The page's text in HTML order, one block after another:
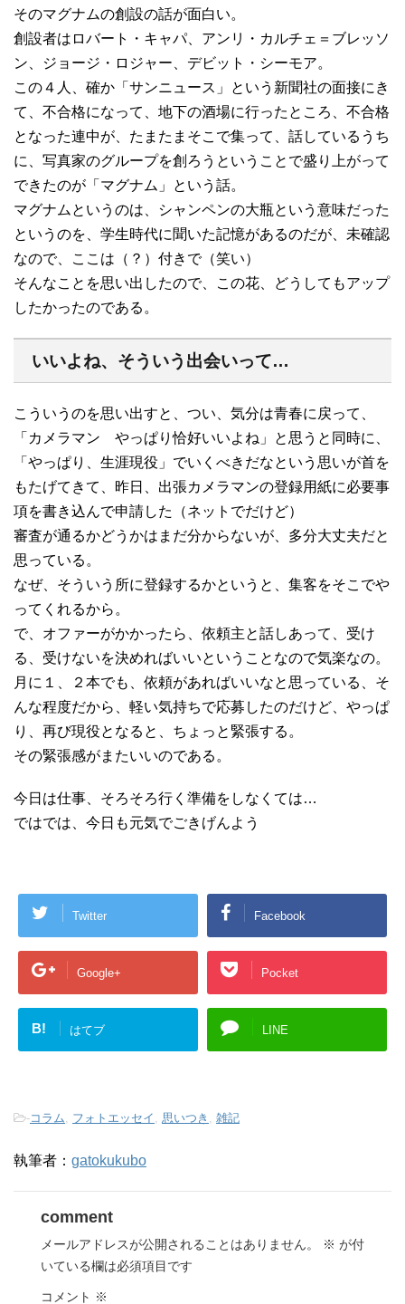
そのマグナムの創設の話が面白い。
創設者はロバート・キャパ、アンリ・カルチェ＝ブレッソ
ン、ジョージ・ロジャー、デビット・シーモア。
この４人、確か「サンニュース」という新聞社の面接にき
て、不合格になって、地下の酒場に行ったところ、不合格
となった連中が、たまたまそこで集って、話しているうち
に、写真家のグループを創ろうということで盛り上がって
できたのが「マグナム」という話。
マグナムというのは、シャンペンの大瓶という意味だった
というのを、学生時代に聞いた記憶があるのだが、未確認
なので、ここは（？）付きで（笑い）
そんなことを思い出したので、この花、どうしてもアップ
したかったのである。
いいよね、そういう出会いって…
こういうのを思い出すと、つい、気分は青春に戻って、
「カメラマン やっぱり恰好いいよね」と思うと同時に、
「やっぱり、生涯現役」でいくべきだなという思いが首を
もたげてきて、昨日、出張カメラマンの登録用紙に必要事
項を書き込んで申請した（ネットでだけど）
審査が通るかどうかはまだ分からないが、多分大丈夫だと
思っている。
なぜ、そういう所に登録するかというと、集客をそこでや
ってくれるから。
で、オファーがかかったら、依頼主と話しあって、受け
る、受けないを決めればいいということなので気楽なの。
月に１、２本でも、依頼があればいいなと思っている、そ
んな程度だから、軽い気持ちで応募したのだけど、やっぱ
り、再び現役となると、ちょっと緊張する。
その緊張感がまたいいのである。
今日は仕事、そろそろ行く準備をしなくては…
ではでは、今日も元気でごきげんよう
Twitter Facebook
Google+ Pocket
B! はてブ LINE
-コラム, フォトエッセイ , 思いつき , 雑記
執筆者： gatokukubo
comment
メールアドレスが公開されることはありません。 ※ が付
いている欄は必須項目です
コメント ※